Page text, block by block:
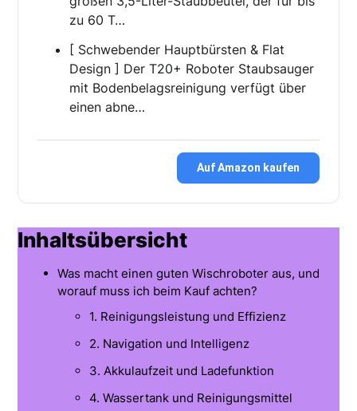
zu 60 T…
[ Schwebender Hauptbürsten & Flat
Design ] Der T20+ Roboter Staubsauger
mit Bodenbelagsreinigung verfügt über
einen abne…
Auf Amazon kaufen
Inhaltsübersicht
Was macht einen guten Wischroboter aus, und
worauf muss ich beim Kauf achten?
1. Reinigungsleistung und Effizienz
2. Navigation und Intelligenz
3. Akkulaufzeit und Ladefunktion
4. Wassertank und Reinigungsmittel